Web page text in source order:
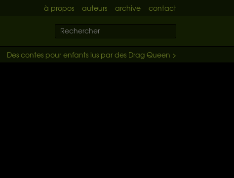
à propos auteurs archive contact
Des contes pour enfants lus par des Drag Queen >